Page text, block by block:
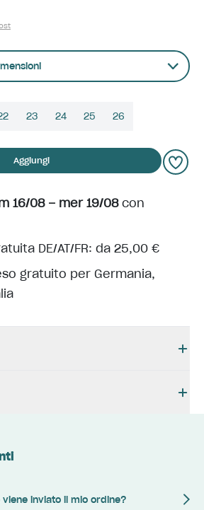
23 24 25 26
Aggiungi
16/08 – mer 19/08con
DE/AT/FR: da 25,00 €
gratuito per Germania,
inviato il mio ordine?